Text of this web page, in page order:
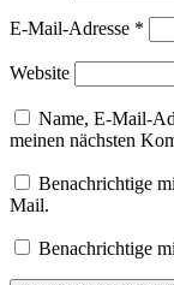
E-Mail-Adresse *
Website
Name, E-Mail-
meinen nächsten
Benachrichtige
Mail.
Benachrichtige